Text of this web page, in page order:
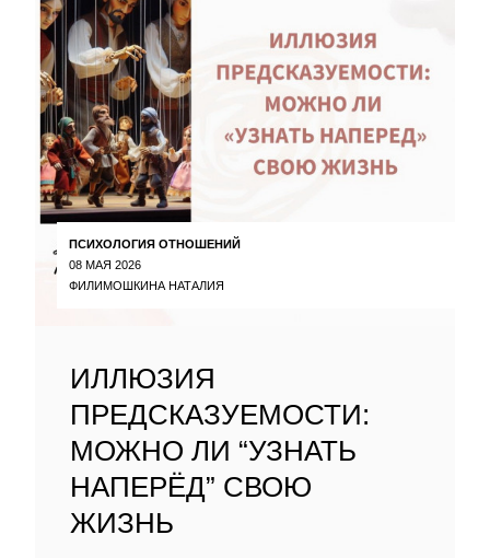
ПСИХОЛОГИЯ ОТНОШЕНИЙ
08 МАЯ 2026
ФИЛИМОШКИНА НАТАЛИЯ
ИЛЛЮЗИЯ
ПРЕДСКАЗУЕМОСТИ:
МОЖНО ЛИ “УЗНАТЬ
НАПЕРЁД” СВОЮ
ЖИЗНЬ